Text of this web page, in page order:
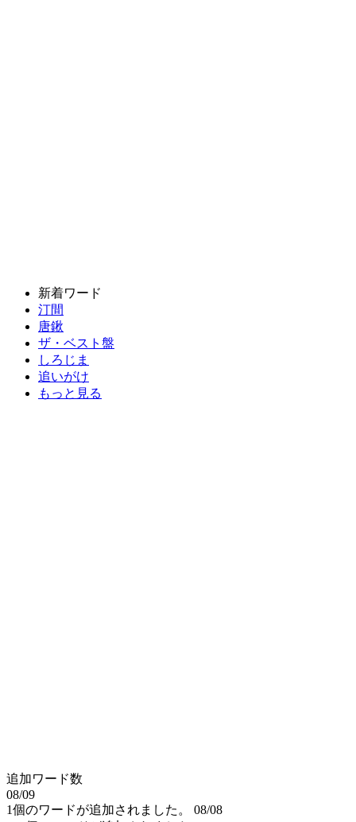
新着ワード
汀間
唐鍬
ザ・ベスト盤
しろじま
追いがけ
もっと見る
追加ワード数
08/09
1個のワードが追加されました。
08/08